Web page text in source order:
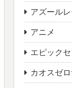
アズール
アニメ
エピック
カオスゼ